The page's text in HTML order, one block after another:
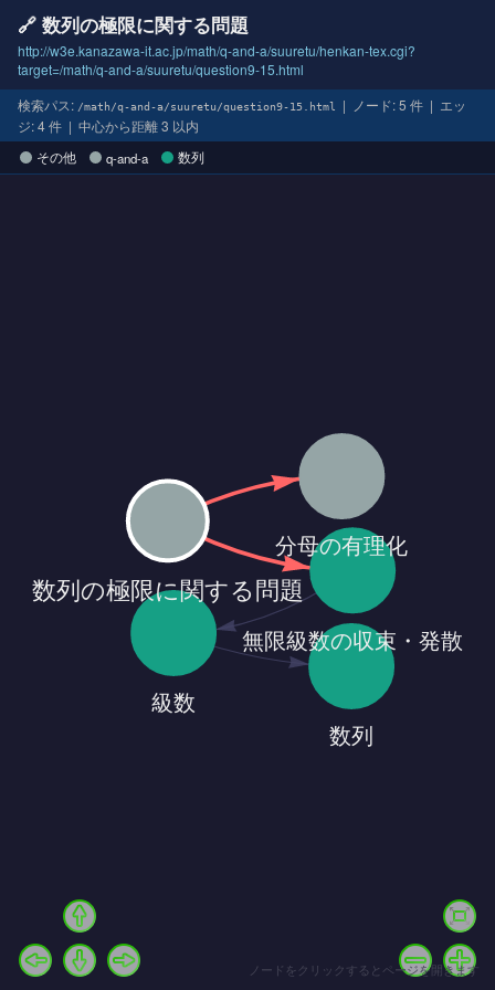
🔗 数列の極限に関する問題
http://w3e.kanazawa-it.ac.jp/math/q-and-a/suuretu/henkan-tex.cgi?
target=/math/q-and-a/suuretu/question9-15.html
検索パス: /math/q-and-a/suuretu/question9-15.html
| ノード: 5 件 | エッ
ジ: 4 件 | 中心から距離 3 以内
その他 q-and-a 数列
ノードをクリックするとページを開きます